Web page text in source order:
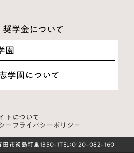
学金について
園
学園について
トについて
ープライバシーポリシー
市初島町里1350-1TEL：0120-082-160